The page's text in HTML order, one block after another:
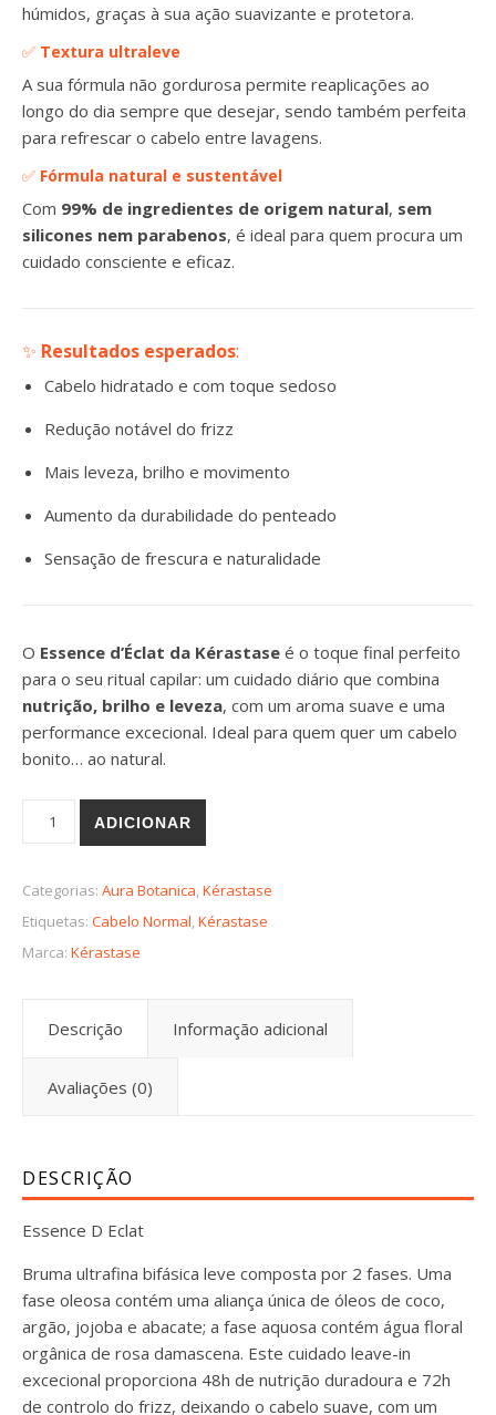
húmidos, graças à sua ação suavizante e protetora.
✅ Textura ultraleve
A sua fórmula não gordurosa permite reaplicações ao
longo do dia sempre que desejar, sendo também perfeita
para refrescar o cabelo entre lavagens.
✅ Fórmula natural e sustentável
Com 99% de ingredientes de origem natural, sem
silicones nem parabenos, é ideal para quem procura um
cuidado consciente e eficaz.
✨ Resultados esperados:
Cabelo hidratado e com toque sedoso
Redução notável do frizz
Mais leveza, brilho e movimento
Aumento da durabilidade do penteado
Sensação de frescura e naturalidade
O Essence d’Éclat da Kérastase é o toque final perfeito
para o seu ritual capilar: um cuidado diário que combina
nutrição, brilho e leveza, com um aroma suave e uma
performance excecional. Ideal para quem quer um cabelo
bonito… ao natural.
ADICIONAR
Categorias: Aura Botanica,Kérastase
Etiquetas: Cabelo Normal,Kérastase
Marca: Kérastase
Descrição Informação adicional
Avaliações (0)
DESCRIÇÃO
Essence D Eclat
Bruma ultrafina bifásica leve composta por 2 fases. Uma
fase oleosa contém uma aliança única de óleos de coco,
argão, jojoba e abacate; a fase aquosa contém água floral
orgânica de rosa damascena. Este cuidado leave-in
excecional proporciona 48h de nutrição duradoura e 72h
de controlo do frizz, deixando o cabelo suave, com um